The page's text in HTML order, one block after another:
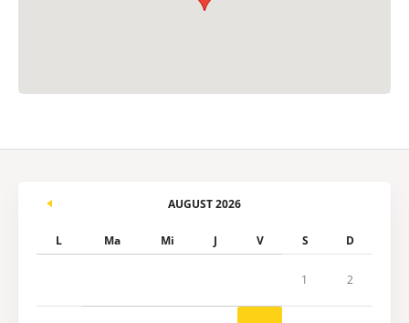
AUGUST 2026
L Ma Mi J V S D
1 2